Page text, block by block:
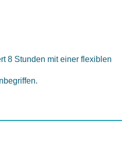
8 Stunden mit einer flexiblen